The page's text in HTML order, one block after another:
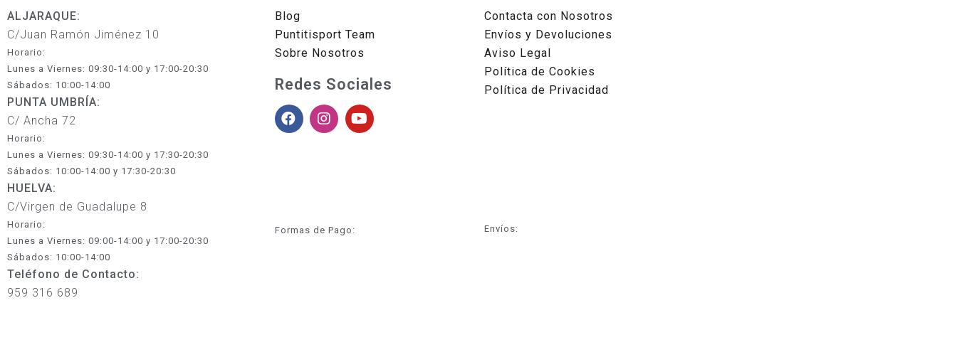
ALJARAQUE:
C/Juan Ramón Jiménez 10
Horario:
Lunes a Viernes: 09:30-14:00 y 17:00-20:30
Sábados: 10:00-14:00
PUNTA UMBRÍA:
C/ Ancha 72
Horario:
Lunes a Viernes: 09:30-14:00 y 17:30-20:30
Sábados: 10:00-14:00 y 17:30-20:30
HUELVA:
C/Virgen de Guadalupe 8
Horario:
Lunes a Viernes: 09:00-14:00 y 17:00-20:30
Sábados: 10:00-14:00
Teléfono de Contacto:
959 316 689
Blog
Puntitisport Team
Sobre Nosotros
Redes Sociales
Formas de Pago:
Contacta con Nosotros
Envíos y Devoluciones
Aviso Legal
Política de Cookies
Política de Privacidad
Envíos: